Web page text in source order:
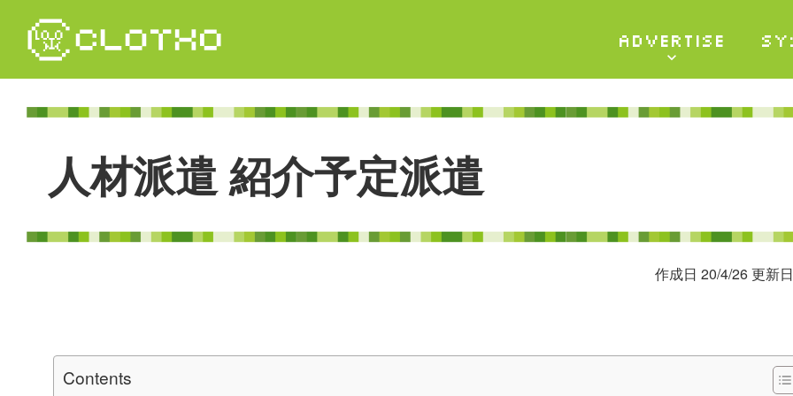
ADVERTISE
人材派遣紹介予定派遣
作成日 20/4/26 更新
Contents